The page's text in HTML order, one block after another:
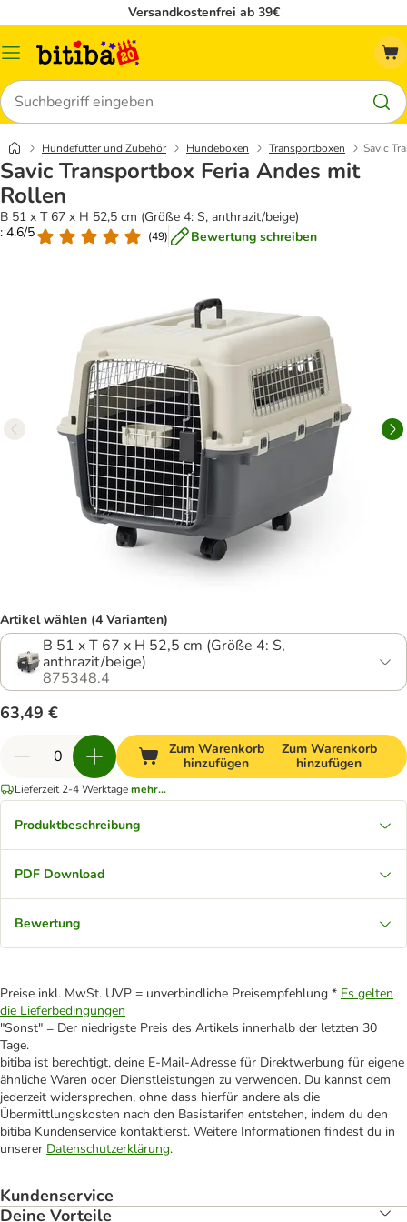
Versandkostenfrei ab 39€
Menü
Suchen
Hundefutter und Zubehör Hundeboxen Transportboxen Savic
Savic Transportbox Feria Andes mit
Rollen
B 51 x T 67 x H 52,5 cm (Größe 4: S, anthrazit/beige)
: 4.6/5
(49) Bewertung schreiben
Artikel wählen (4 Varianten)
B 51 x T 67 x H 52,5 cm (Größe 4: S,
anthrazit/beige)
875348.4
63,49 €
Zum Warenkorb
hinzufügen
Zum Warenkorb
hinzufügen
Lieferzeit 2-4 Werktagemehr...
Produktbeschreibung
PDF Download
Bewertung
Preise inkl. MwSt. UVP = unverbindliche Preisempfehlung * Es gelten
die Lieferbedingungen
"Sonst" = Der niedrigste Preis des Artikels innerhalb der letzten 30
Tage.
bitiba ist berechtigt, deine E-Mail-Adresse für Direktwerbung für eigene
ähnliche Waren oder Dienstleistungen zu verwenden. Du kannst dem
jederzeit widersprechen, ohne dass hierfür andere als die
Übermittlungskosten nach den Basistarifen entstehen, indem du den
bitiba Kundenservice kontaktierst. Weitere Informationen findest du in
unserer Datenschutzerklärung.
Kundenservice
Deine Vorteile